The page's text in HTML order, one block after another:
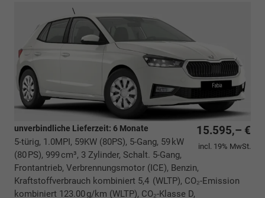
15.595,– €
incl. 19% MwSt.
unverbindliche Lieferzeit: 6 Monate
5-türig, 1.0MPI, 59KW (80PS), 5-Gang, 59 kW
(80 PS), 999 cm³, 3 Zylinder, Schalt. 5-Gang,
Frontantrieb, Verbrennungsmotor (ICE), Benzin,
Kraftstoffverbrauch kombiniert 5,4 (WLTP), CO₂-Emission
kombiniert 123.00 g/km (WLTP), CO₂-Klasse D,